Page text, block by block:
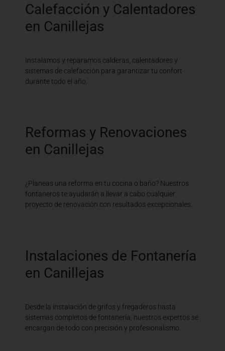
Calefacción y Calentadores
en Canillejas
Instalamos y reparamos calderas, calentadores y
sistemas de calefacción para garantizar tu confort
durante todo el año.
Reformas y Renovaciones
en Canillejas
¿Planeas una reforma en tu cocina o baño? Nuestros
fontaneros te ayudarán a llevar a cabo cualquier
proyecto de renovación con resultados excepcionales.
Instalaciones de Fontanería
en Canillejas
Desde la instalación de grifos y fregaderos hasta
sistemas completos de fontanería, nuestros expertos se
encargan de todo con precisión y profesionalismo.